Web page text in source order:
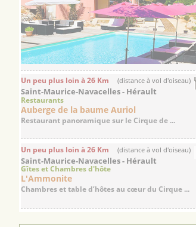
Un peu plus loin à 26 Km (distance à vol d'oiseau)
Saint-Maurice-Navacelles - Hérault
Restaurants
Auberge de la baume Auriol
Restaurant panoramique sur le Cirque de ...
Un peu plus loin à 26 Km
(distance à vol d'oiseau)
Saint-Maurice-Navacelles - Hérault
Gîtes et Chambres d'hôte
L'Ammonite
Chambres et table d’hôtes au cœur du Cirque ...